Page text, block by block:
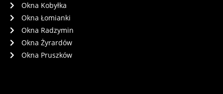
Okna Kobyłka
Okna Łomianki
Okna Radzymin
Okna Żyrardów
Okna Pruszków